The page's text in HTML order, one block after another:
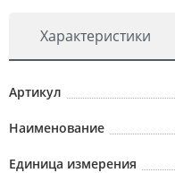
Характеристики
Артикул
Наименование
Единица измерения